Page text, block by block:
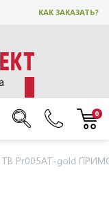
КАК ЗАКАЗАТЬ?
0
ТВ Pr005AT-gold